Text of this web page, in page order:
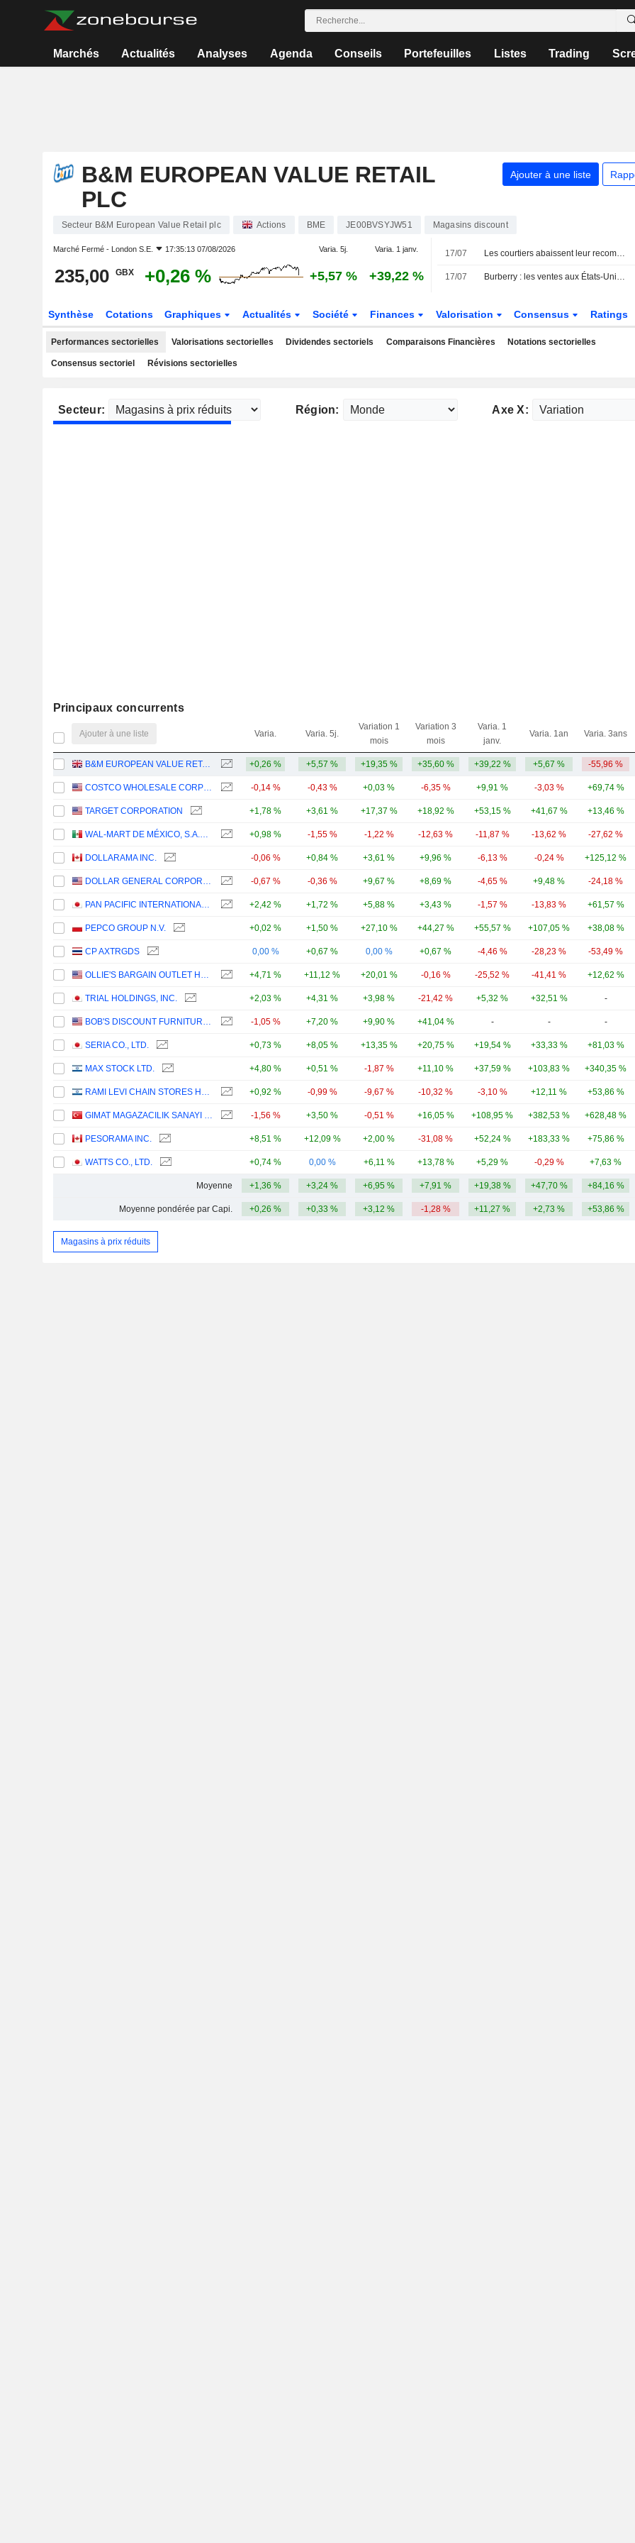
Marchés Actualités Analyses Agenda Conseils Portefeuilles Listes Trading
B&M EUROPEAN VALUE RETAIL
PLC
Ajouter à une liste
Secteur B&M European Value Retail plc Actions BME JE00BVSYJW51 Magasins discount
Marché Fermé - London S.E. 17:35:13 07/08/2026 Varia. 5j. Varia. 1 janv.
235,00 GBX +0,26 % +5,57 % +39,22 %
17/07 Les courtiers abaissent leur recommandation sur Rotork à " conserver » suite au rachat par ABB
17/07 Burberry : les ventes aux États-Unis soutiennent le redressement ; le chiffre d'affaires de Wise progresse
Synthèse Cotations Graphiques Actualités Société Finances Valorisation Consensus Ratings
Performances sectorielles Valorisations sectorielles Dividendes sectoriels Comparaisons Financières Notations sectorielles
Consensus sectoriel Révisions sectorielles
Secteur: Région: Axe X:
Principaux concurrents
Ajouter à une liste Varia. Varia. 5j.
Variation 1
mois
Variation 3
mois
Varia. 1
janv.
Varia. 1an Varia. 3ans
B&M EUROPEAN VALUE RETAIL PLC +0,26 % +5,57 % +19,35 % +35,60 % +39,22 % +5,67 % -55,96 %
COSTCO WHOLESALE CORPORATION -0,14 % -0,43 % +0,03 % -6,35 % +9,91 % -3,03 % +69,74 %
TARGET CORPORATION +1,78 % +3,61 % +17,37 % +18,92 % +53,15 % +41,67 % +13,46 %
WAL-MART DE MÉXICO, S.A.B. DE C.V. +0,98 % -1,55 % -1,22 % -12,63 % -11,87 % -13,62 % -27,62 %
DOLLARAMA INC. -0,06 % +0,84 % +3,61 % +9,96 % -6,13 % -0,24 % +125,12 %
DOLLAR GENERAL CORPORATION -0,67 % -0,36 % +9,67 % +8,69 % -4,65 % +9,48 % -24,18 %
PAN PACIFIC INTERNATIONAL HOLDINGS CORPORATION +2,42 % +1,72 % +5,88 % +3,43 % -1,57 % -13,83 % +61,57 %
PEPCO GROUP N.V. +0,02 % +1,50 % +27,10 % +44,27 % +55,57 % +107,05 % +38,08 %
CP AXTRGDS 0,00 % +0,67 % 0,00 % +0,67 % -4,46 % -28,23 % -53,49 %
OLLIE'S BARGAIN OUTLET HOLDINGS, INC. +4,71 % +11,12 % +20,01 % -0,16 % -25,52 % -41,41 % +12,62 %
TRIAL HOLDINGS, INC. +2,03 % +4,31 % +3,98 % -21,42 % +5,32 % +32,51 % -
BOB'S DISCOUNT FURNITURE, INC. -1,05 % +7,20 % +9,90 % +41,04 % - - -
SERIA CO., LTD. +0,73 % +8,05 % +13,35 % +20,75 % +19,54 % +33,33 % +81,03 %
MAX STOCK LTD. +4,80 % +0,51 % -1,87 % +11,10 % +37,59 % +103,83 % +340,35 %
RAMI LEVI CHAIN STORES HASHIKMA MARKETING 2006 LTD +0,92 % -0,99 % -9,67 % -10,32 % -3,10 % +12,11 % +53,86 %
GIMAT MAGAZACILIK SANAYI VE TICARET -1,56 % +3,50 % -0,51 % +16,05 % +108,95 % +382,53 % +628,48 %
PESORAMA INC. +8,51 % +12,09 % +2,00 % -31,08 % +52,24 % +183,33 % +75,86 %
WATTS CO., LTD. +0,74 % 0,00 % +6,11 % +13,78 % +5,29 % -0,29 % +7,63 %
Moyenne +1,36 % +3,24 % +6,95 % +7,91 % +19,38 % +47,70 % +84,16 %
Moyenne pondérée par Capi. +0,26 % +0,33 % +3,12 % -1,28 % +11,27 % +2,73 % +53,86 %
Magasins à prix réduits